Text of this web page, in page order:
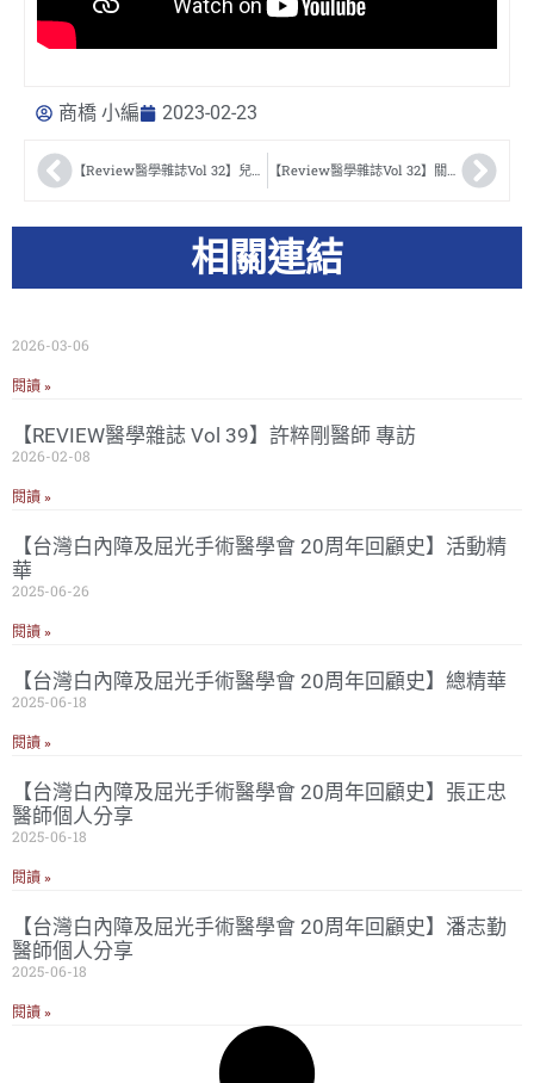
商橋 小編 2023-02-23
【Review醫學雜誌Vol 32】兒童近視控制隱形眼鏡由來 鄭惠川醫師 【Review醫學雜誌Vol 32】關於小兒白內障的那些事 吳建良醫師
相關連結
2026-03-06
閱讀 »
【REVIEW醫學雜誌 Vol 39】許粹剛醫師 專訪
2026-02-08
閱讀 »
【台灣白內障及屈光手術醫學會 20周年回顧史】活動精
華
2025-06-26
閱讀 »
【台灣白內障及屈光手術醫學會 20周年回顧史】總精華
2025-06-18
閱讀 »
【台灣白內障及屈光手術醫學會 20周年回顧史】張正忠
醫師個人分享
2025-06-18
閱讀 »
【台灣白內障及屈光手術醫學會 20周年回顧史】潘志勤
醫師個人分享
2025-06-18
閱讀 »